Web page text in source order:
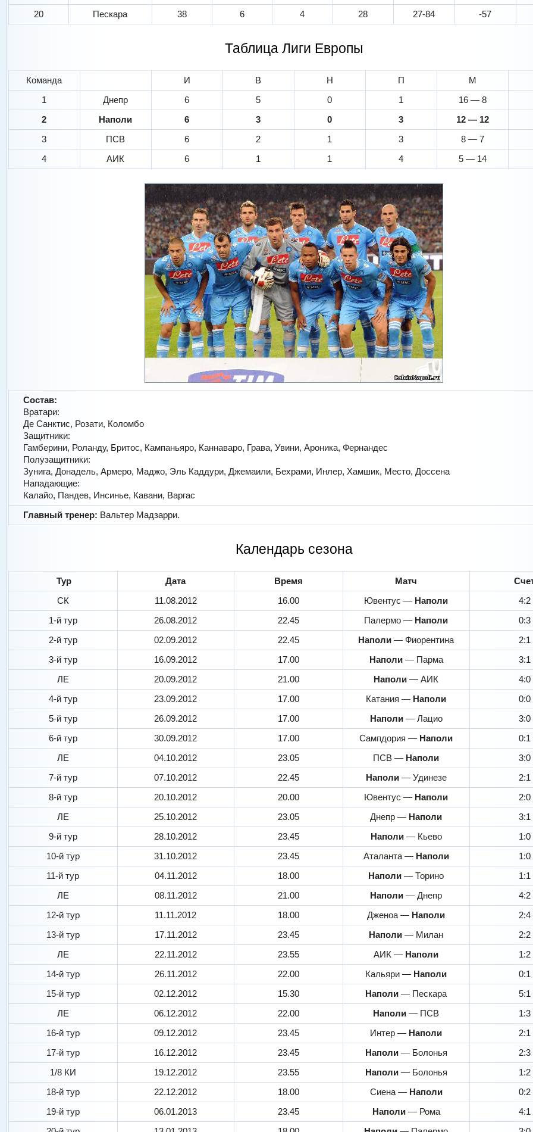
20
Пескара 38 6 4 28 27-84 -57
Таблица Лиги Европы
Команда И В Н П
М
1
Днепр 6 5 0 1
16 — 8
2
Наполи 6 3 0 3
12 — 12
3
ПСВ 6 2 1 3
8 — 7
4
АИК 6 1 1 4 5 — 14
Состав:
Вратари:
Де Санктис, Розати, Коломбо
Защитники:
Гамберини, Роланду, Бритос, Кампаньяро, Каннаваро, Грава, Увини, Ароника, Фернандес
Полузащитники:
Зунига, Донадель, Армеро, Маджо, Эль Каддури, Джемаили, Бехрами, Инлер, Хамшик, Место, Доссена
Нападающие:
Калайо, Пандев, Инсинье, Кавани, Варгас
Главный тренер: Вальтер Мадзарри.
Календарь сезона
Тур Дата Время Матч
СК
11.08.2012 16.00 Ювентус — Наполи
4:2
1-й тур
26.08.2012 22.45 Палермо — Наполи
0:3
2-й тур
02.09.2012 22.45 Наполи — Фиорентина
2:1
3-й тур
16.09.2012 17.00 Наполи— Парма
3:1
ЛЕ
20.09.2012 21.00 Наполи — АИК
4:0
4-й тур
23.09.2012 17.00 Катания — Наполи
0:0
5-й тур
26.09.2012 17.00 Наполи— Лацио
3:0
6-й тур
30.09.2012 17.00 Сампдория — Наполи
0:1
ЛЕ
04.10.2012 23.05 ПСВ — Наполи
3:0
7-й тур
07.10.2012 22.45 Наполи— Удинезе
2:1
8-й тур
20.10.2012 20.00 Ювентус — Наполи
2:0
ЛЕ
25.10.2012 23.05 Днепр — Наполи
3:1
9-й тур
28.10.2012 23.45 Наполи— Кьево
1:0
10-й тур
31.10.2012 23.45 Аталанта — Наполи
1:0
11-й тур
04.11.2012 18.00 Наполи — Торино
1:1
ЛЕ
08.11.2012 21.00 Наполи — Днепр
4:2
12-й тур
11.11.2012 18.00 Дженоа — Наполи
2:4
13-й тур
17.11.2012 23.45 Наполи — Милан
2:2
ЛЕ
22.11.2012 23.55 АИК — Наполи
1:2
14-й тур
26.11.2012 22.00 Кальяри — Наполи
0:1
15-й тур
02.12.2012 15.30 Наполи — Пескара
5:1
ЛЕ
06.12.2012 22.00 Наполи — ПСВ
1:3
16-й тур
09.12.2012 23.45 Интер — Наполи
2:1
17-й тур
16.12.2012 23.45 Наполи— Болонья
2:3
1/8 КИ
19.12.2012 23.55 Наполи— Болонья
1:2
18-й тур
22.12.2012 18.00 Сиена — Наполи
0:2
19-й тур
06.01.2013 23.45 Наполи— Рома
4:1